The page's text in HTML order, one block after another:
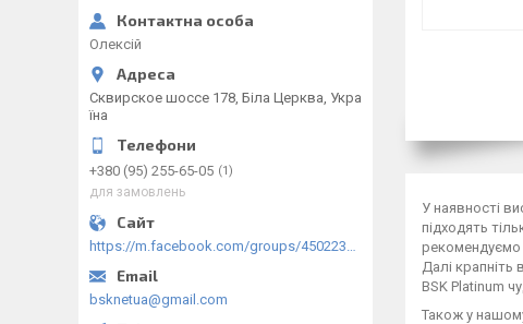
У наявності
підходять
рекомендуємо
Далі
BSK Platinum
Також у
Олексій
Сквирское шоссе 178, Біла Церква, Укра
їна
+380 (95) 255-65-05 1
для замовлень
https://m.facebook.com/groups/450223289123148/?ref=group_browse
bsknetua@gmail.com